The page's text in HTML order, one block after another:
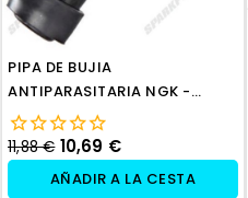
PIPA DE BUJIA
ANTIPARASITARIA NGK -
XB05F
11,88 € 10,69 €
AÑADIR A LA CESTA